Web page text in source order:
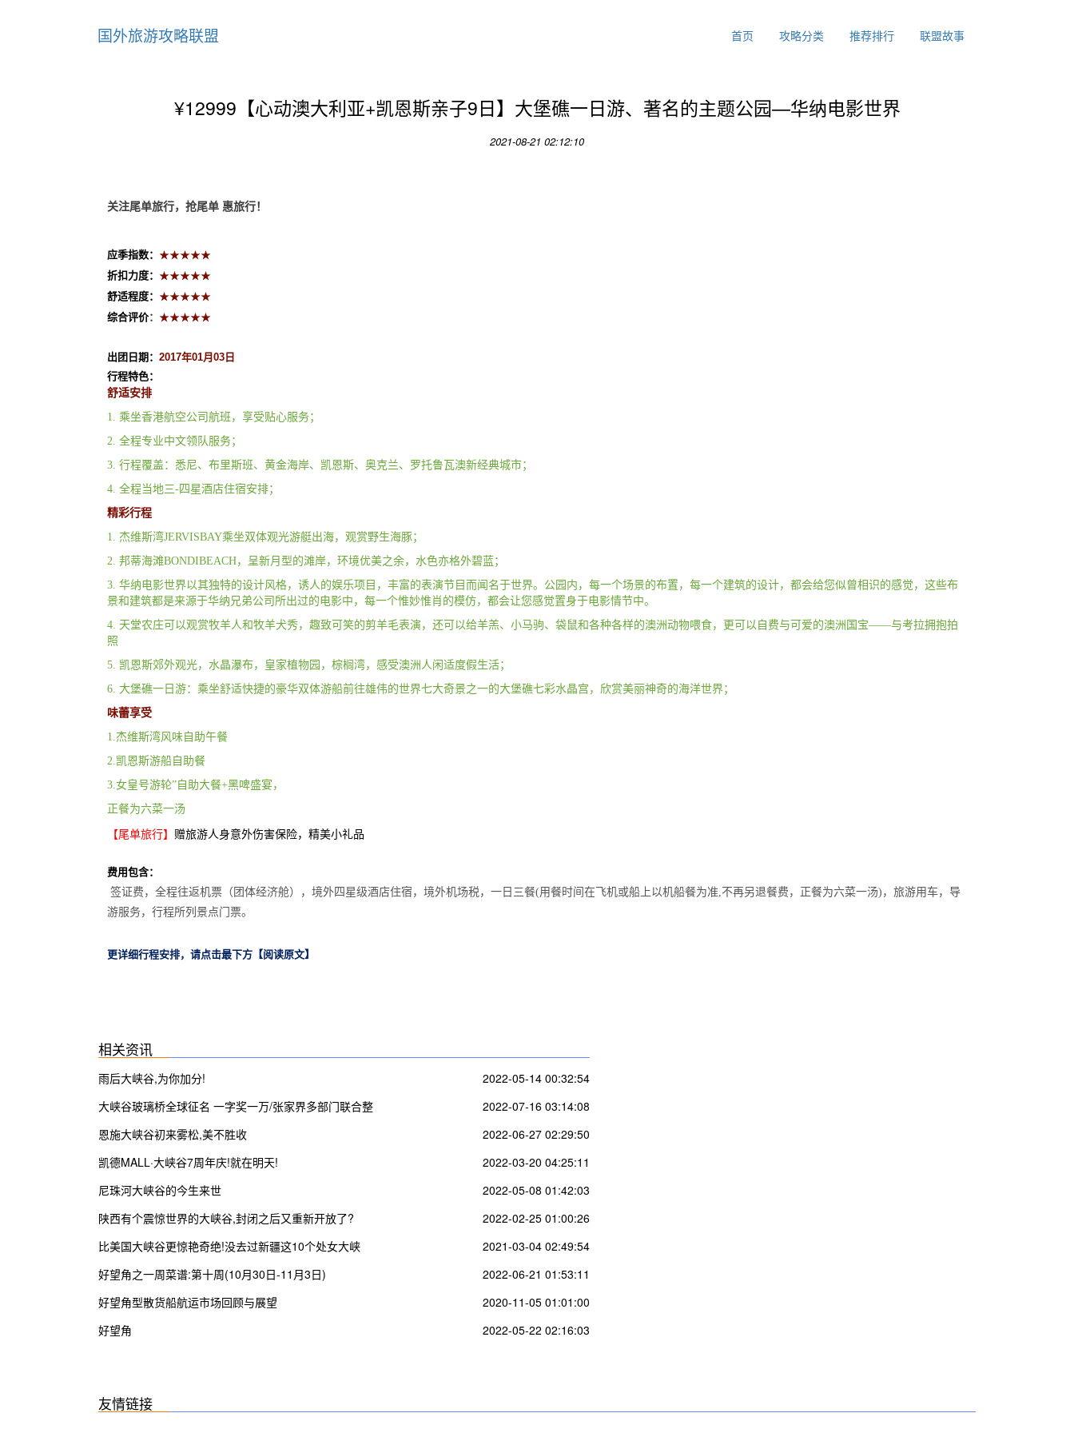
国外旅游攻略联盟 首页 攻略分类 推荐排行 联盟故事
¥12999【心动澳大利亚+凯恩斯亲子9日】大堡礁一日游、著名的主题公园—华纳电影世界
2021-08-21 02:12:10
关注尾单旅行， 抢尾单 惠旅行！
应季指数： ★★★★★
折扣力度： ★★★★★
舒适程度： ★★★★★
综合评价： ★★★★★
出团日期： 2017年01月03日
行程特色：
舒适安排
1. 乘坐香港航空公司航班，享受贴心服务；
2. 全程专业中文领队服务；
3. 行程覆盖：悉尼、布里斯班、黄金海岸、凯恩斯、奥克兰、罗托鲁瓦澳新经典城市；
4. 全程当地三-四星酒店住宿安排；
精彩行程
1. 杰维斯湾JERVISBAY乘坐双体观光游艇出海，观赏野生海豚；
2. 邦蒂海滩BONDIBEACH，呈新月型的滩岸，环境优美之余，水色亦格外碧蓝；
3. 华纳电影世界以其独特的设计风格，诱人的娱乐项目，丰富的表演节目而闻名于世界。公园内，每一个场景的布置，每一个建筑的设计，都会给您似曾相识的感觉，这些布
景和建筑都是来源于华纳兄弟公司所出过的电影中，每一个惟妙惟肖的模仿，都会让您感觉置身于电影情节中。
4. 天堂农庄可以观赏牧羊人和牧羊犬秀，趣致可笑的剪羊毛表演，还可以给羊羔、小马驹、袋鼠和各种各样的澳洲动物喂食，更可以自费与可爱的澳洲国宝——与考拉拥抱拍
照
5. 凯恩斯郊外观光，水晶瀑布，皇家植物园，棕榈湾，感受澳洲人闲适度假生活；
6. 大堡礁一日游：乘坐舒适快捷的豪华双体游船前往雄伟的世界七大奇景之一的大堡礁七彩水晶宫，欣赏美丽神奇的海洋世界；
味蕾享受
1.杰维斯湾风味自助午餐
2.凯恩斯游船自助餐
3.女皇号游轮”自助大餐+黑啤盛宴，
正餐为六菜一汤
【尾单旅行】 赠旅游人身意外伤害保险，精美小礼品
费用包含：
签证费，全程往返机票（团体经济舱），境外四星级酒店住宿，境外机场税，一日三餐(用餐时间在飞机或船上以机船餐为准,不再另退餐费，正餐为六菜一汤)，旅游用车，导
游服务，行程所列景点门票。
更详细行程安排，请点击最下方【阅读原文】
相关资讯
雨后大峡谷,为你加分!
2022-05-14 00:32:54
大峡谷玻璃桥全球征名 一字奖一万/张家界多部门联合整
治农村道路交通安全隐患
2022-07-16 03:14:08
恩施大峡谷初来雾松,美不胜收
2022-06-27 02:29:50
凯德MALL·大峡谷7周年庆!就在明天!
2022-03-20 04:25:11
尼珠河大峡谷的今生来世
2022-05-08 01:42:03
陕西有个震惊世界的大峡谷,封闭之后又重新开放了?
2022-02-25 01:00:26
比美国大峡谷更惊艳奇绝!没去过新疆这10个处女大峡
谷,你可能只看了新疆50%的壮丽!
2021-03-04 02:49:54
好望角之一周菜谱:第十周(10月30日-11月3日)
2022-06-21 01:53:11
好望角型散货船航运市场回顾与展望
2020-11-05 01:01:00
好望角
2022-05-22 02:16:03
友情链接